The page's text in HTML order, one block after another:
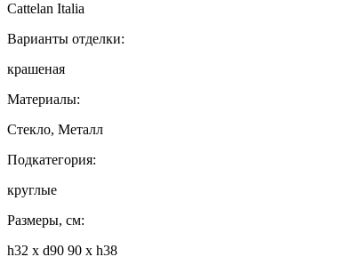
Cattelan Italia
Варианты отделки:
крашеная
Материалы:
Стекло, Металл
Подкатегория:
круглые
Размеры, см:
h32 x d90 90 x h38